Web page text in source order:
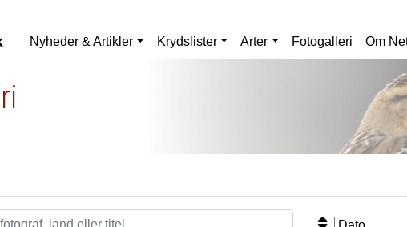
Nyheder & Artikler Krydslister Arter Fotogalleri Om